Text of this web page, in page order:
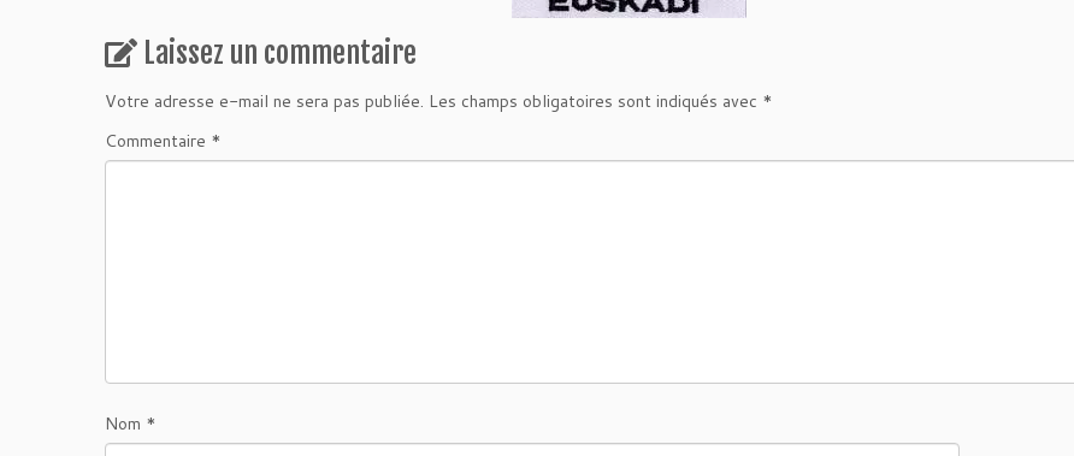
Laissez un commentaire
Votre adresse e-mail ne sera pas publiée. Les champs obligatoires sont indiqués avec *
Commentaire *
Nom *